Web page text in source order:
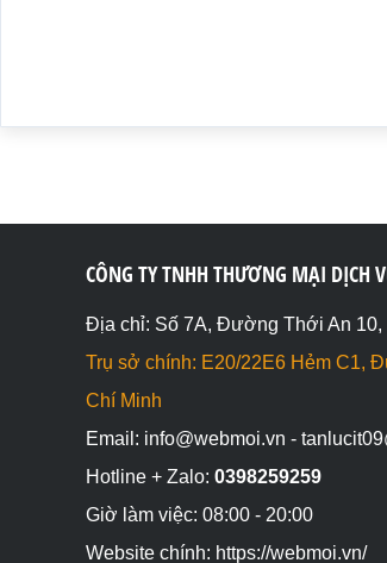
CÔNG TY TNHH THƯƠNG MẠI DỊCH
Địa chỉ: Số 7A, Đường Thới An 10,
Trụ sở chính: E20/22E6 Hẻm C1,
Chí Minh
Email: info@webmoi.vn -
Hotline + Zalo: 0398259259
Giờ làm việc: 08:00 - 20:00
Website chính: https://webmoi.vn/